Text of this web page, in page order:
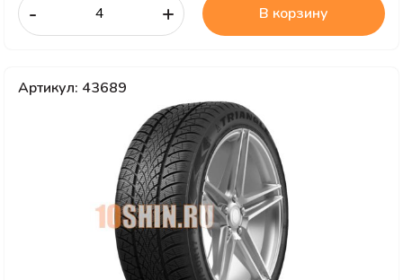
- + В корзину
Артикул: 43689